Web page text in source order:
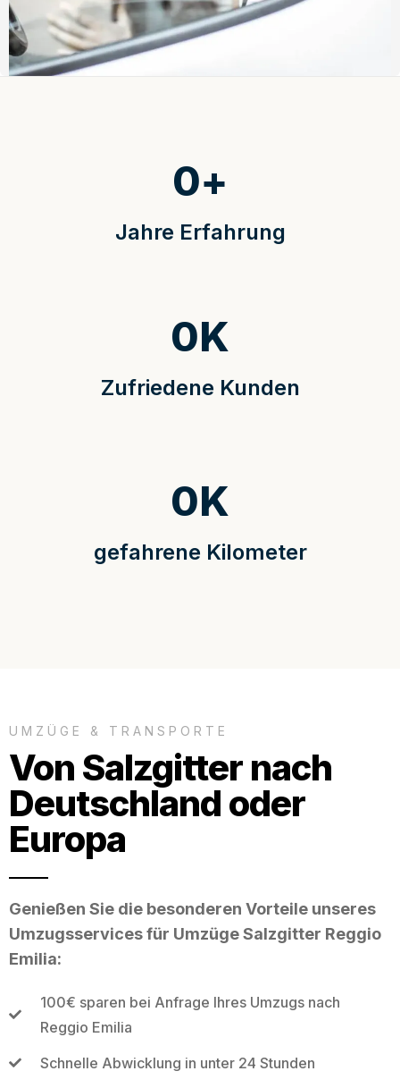
Jahre Erfahrung
0+
Zufriedene Kunden
0K
gefahrene Kilometer
0K
UMZÜGE & TRANSPORTE
Von Salzgitter nach
Deutschland oder
Europa
Genießen Sie die besonderen Vorteile unseres
Umzugsservices für Umzüge Salzgitter Reggio
Emilia:
100€ sparen bei Anfrage Ihres Umzugs nach
Reggio Emilia
Schnelle Abwicklung in unter 24 Stunden